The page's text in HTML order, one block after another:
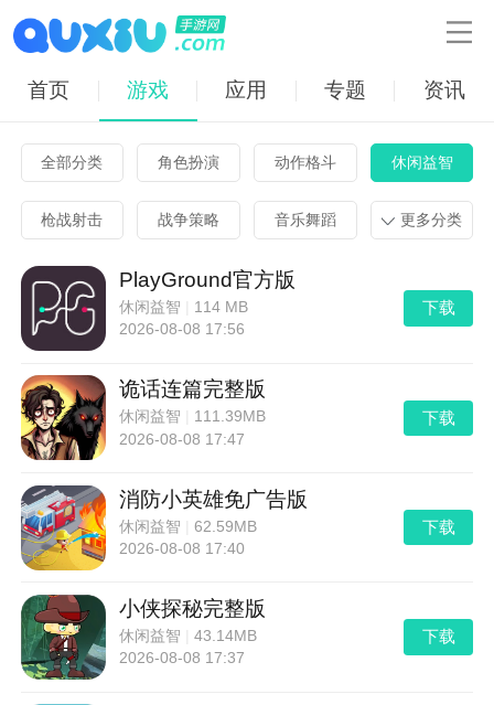

首页 游戏 应用 专题 资讯
全部分类 角色扮演 动作格斗 休闲益智
枪战射击 战争策略 音乐舞蹈 更多分类
PlayGround官方版
休闲益智
114 MB
2026-08-08 17:56
下载
诡话连篇完整版
休闲益智
111.39MB
2026-08-08 17:47
下载
消防小英雄免广告版
休闲益智 |62.59MB
2026-08-08 17:40
下载
小侠探秘完整版
休闲益智 |43.14MB
2026-08-08 17:37
下载